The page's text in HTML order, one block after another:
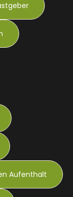
Aufenthalt